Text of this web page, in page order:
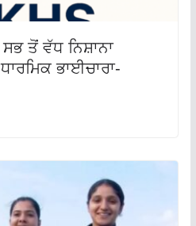
ਤੋਂ ਵੱਧ ਨਿਸ਼ਾਨਾ
ਭਾਈਚਾਰਾ-